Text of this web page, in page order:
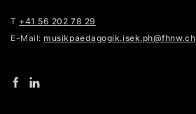
T +41 56 202 78 29
E-Mail:musikpaedagogik.isek.ph@fhnw.ch